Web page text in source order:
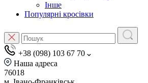
Інше
Популярні кросівки
+38 (098) 103 67 70
Наша адреса
76018